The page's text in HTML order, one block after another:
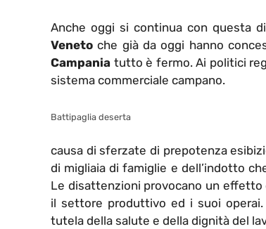
Anche oggi si continua con questa
Veneto che già da oggi hanno
Campania tutto è fermo. Ai politici
sistema commerciale campano.
Battipaglia deserta
causa di sferzate di prepotenza
di migliaia di famiglie e dell’indotto
Le disattenzioni provocano un effetto
il settore produttivo ed i suoi
tutela della salute e della dignità del